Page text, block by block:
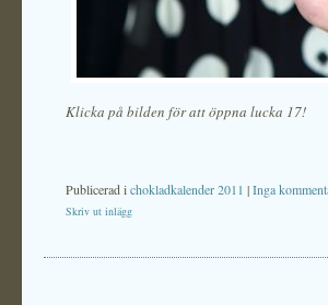
Klicka på bilden för att öppna lucka 17!
Publicerad ichokladkalender 2011 |Inga
Skriv ut inlägg